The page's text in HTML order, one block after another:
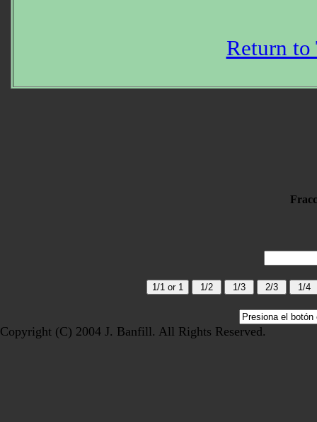
Return to
Copyright (C) 2004 J. Banfill. All Rights Reserved.